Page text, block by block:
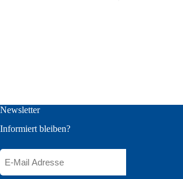
Newsletter
Informiert bleiben?
E-
Mail